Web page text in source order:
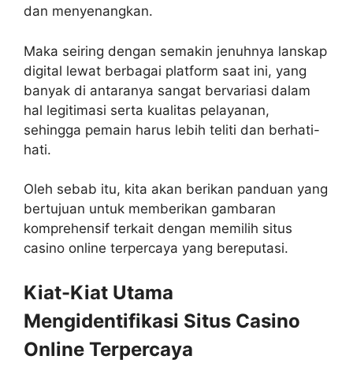
dan menyenangkan.
Maka seiring dengan semakin jenuhnya lanskap
digital lewat berbagai platform saat ini, yang
banyak di antaranya sangat bervariasi dalam
hal legitimasi serta kualitas pelayanan,
sehingga pemain harus lebih teliti dan berhati-
hati.
Oleh sebab itu, kita akan berikan panduan yang
bertujuan untuk memberikan gambaran
komprehensif terkait dengan memilih situs
casino online terpercaya yang bereputasi.
Kiat-Kiat Utama
Mengidentifikasi Situs Casino
Online Terpercaya